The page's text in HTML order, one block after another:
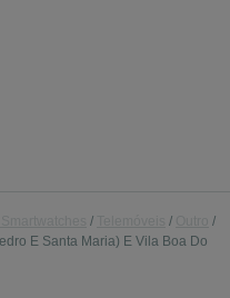
E Santa Maria) E Vila Boa Do